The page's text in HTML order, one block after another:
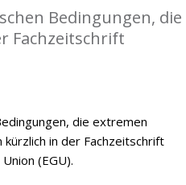
Bedingungen, die
Fachzeitschrift
die extremen
in der Fachzeitschrift
(EGU).